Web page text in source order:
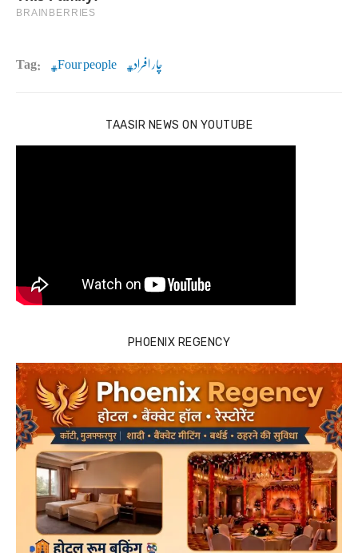
Tag: Four people چار افراد
TAASIR NEWS ON YOUTUBE
PHOENIX REGENCY